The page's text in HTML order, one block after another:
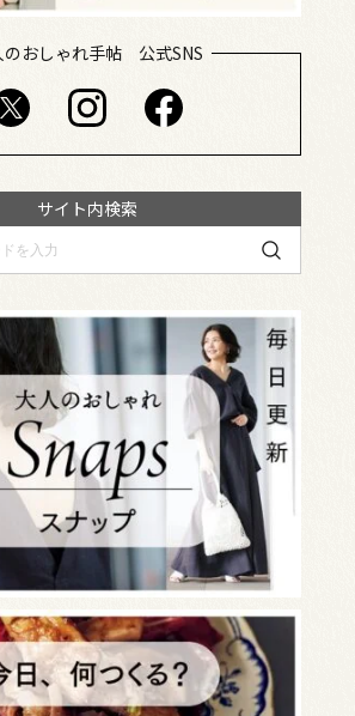
のおしゃれ手帖 公式SNS
サイト内検索